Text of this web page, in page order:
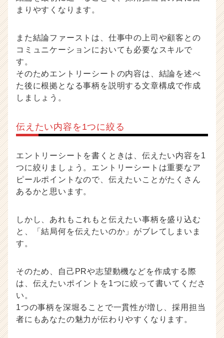
まりやすくなります。
また結論ファーストは、仕事中の上司や顧客との
コミュニケーションにおいても必要なスキルで
す。
そのためエントリーシートの内容は、結論を述べ
た後に根拠となる事柄を説明する文章構成で作成
しましょう。
伝えたい内容を1つに絞る
エントリーシートを書くときは、伝えたい内容を1
つに絞りましょう。エントリーシートは重要なア
ピールポイントなので、伝えたいことがたくさん
あるかと思います。
しかし、あれもこれもと伝えたい事柄を盛り込む
と、「結局何を伝えたいのか」がブレてしまいま
す。
そのため、自己PRや志望動機などを作成する際
は、伝えたいポイントを1つに絞って書いてくださ
い。
1つの事柄を深堀ることで一貫性が増し、採用担当
者にもあなたの魅力が伝わりやすくなります。